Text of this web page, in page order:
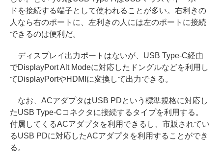
ドを接続する端子として使われることが多い。右利きの
人なら右のポートに、左利きの人には左のポートに接続
できるのは便利だ。
ディスプレイ出力ポートはないが、USB Type-C経由
でDisplayPort Alt Modeに対応したドングルなどを利用し
てDisplayPortやHDMIに変換して出力できる。
なお、ACアダプタはUSB PDという標準規格に対応し
たUSB Type-Cコネクタに接続するタイプを利用する。
付属してくるACアダプタを利用できるし、市販されてい
るUSB PDに対応したACアダプタを利用することができ
る。